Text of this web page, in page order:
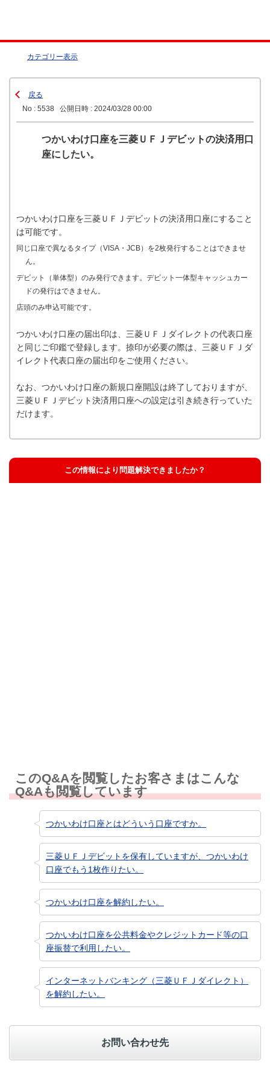
カテゴリー表示
戻る
No : 5538
公開日時 : 2024/03/28 00:00
つかいわけ口座を三菱ＵＦＪデビットの決済用口
座にしたい。
つかいわけ口座を三菱ＵＦＪデビットの決済用口座にすること
は可能です。
同じ口座で異なるタイプ（VISA・JCB）を2枚発行することはできませ
ん。
デビット（単体型）のみ発行できます。デビット一体型キャッシュカー
ドの発行はできません。
店頭のみ申込可能です。
つかいわけ口座の届出印は、三菱ＵＦＪダイレクトの代表口座
と同じご印鑑で登録します。捺印が必要の際は、三菱ＵＦＪダ
イレクト代表口座の届出印をご使用ください。
なお、つかいわけ口座の新規口座開設は終了しておりますが、
三菱ＵＦＪデビット決済用口座への設定は引き続き行っていた
だけます。
この情報により問題解決できましたか？
このQ&Aを閲覧したお客さまはこんな
Q&Aも閲覧しています
つかいわけ口座とはどういう口座ですか。
三菱ＵＦＪデビットを保有していますが、つかいわけ
口座でもう1枚作りたい。
つかいわけ口座を解約したい。
つかいわけ口座を公共料金やクレジットカード等の口
座振替で利用したい。
インターネットバンキング（三菱ＵＦＪダイレクト）
を解約したい。
お問い合わせ先